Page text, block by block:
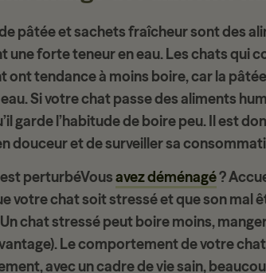
pâtéeet sachets fraîcheur sont des
une forte teneur en eau. Les chats qui
ont tendance à moins boire, car la
Si votre chat passe desaliments
garde l’habitude de boire peu. Il est
douceur et de surveiller sa
perturbéVousavez déménagé?
votre chat soitstresséet que son mal
chat stressé peut boire moins,
Le comportement de votre
avec un cadre de vie sain,